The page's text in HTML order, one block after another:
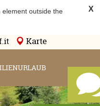
X
element outside the
Karte